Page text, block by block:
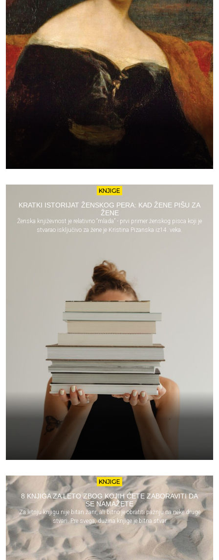
KNJIGE
KRATKI ISTORIJAT ŽENSKOG PERA: KAD ŽENE PIŠU ZA
ŽENE
Ženska književnost je relativno ‘’mlada’’ - prvi primer ženskog pisca koji je
stvarao isključivo za žene je Kristina Pizanska iz14. veka.
KNJIGE
8 KNJIGA ZA LETO ZBOG KOJIH ĆETE ZABORAVITI DA
SE NAMAŽETE
Za letnju knjigu nije bitan žanr, ali bitno je obratiti pažnju na neke druge
stvari. Pre svega, dužina knjige je bitna stvar